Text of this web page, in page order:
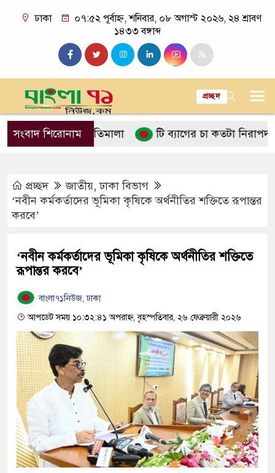
ঢাকা
০৭:৫২ পূর্বাহ্ন, শনিবার, ০৮ অগাস্ট ২০২৬, ২৪ শ্রাবণ
১৪৩৩ বঙ্গাব্দ
প্রচ্ছদ
সংবাদ শিরোনাম
নীতিমালা টি ব্যাগের চা কতটা নিরাপদ
প্রচ্ছদ জাতীয়,ঢাকা বিভাগ
‘নবীন কর্মকর্তাদের ভূমিকা কৃষিকে অর্থনীতির শক্তিতে রূপান্তর
করবে’
‘নবীন কর্মকর্তাদের ভূমিকা কৃষিকে অর্থনীতির শক্তিতে
রূপান্তর করবে’
বাংলা৭১নিউজ, ঢাকা
আপডেট সময় ১০:৩২:৪১ অপরাহ্ন, বৃহস্পতিবার, ২৬ ফেব্রুয়ারী ২০২৬